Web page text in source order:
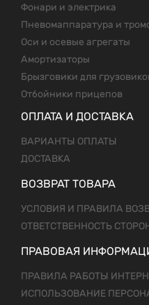
Фонари и электрика
Пневомаппаратура и
Оси и осевые агрегаты
Амортизаторы
Брызговики для
Отбойники прицепов
ОПЛАТА И ДОСТАВКА
ВАРИАНТЫ ОПЛАТЫ
ДОСТАВКА
ВОЗВРАТ ТОВАРА
УСЛОВИЯ И ПРАВИЛА
ОТВЕТСТВЕННОСТЬ
ПРАВОВАЯ
ПРАВИЛА РАБОТЫ
ИСПОЛЬЗОВАНИЕ